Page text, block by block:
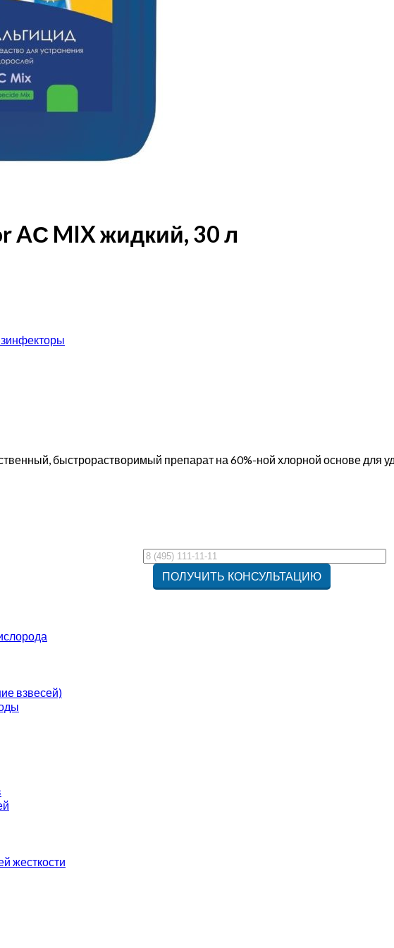
AС MIX жидкий, 30 л
быстрорастворимый препарат на 60%-ной хлорной основе для
взвесей)
жесткости